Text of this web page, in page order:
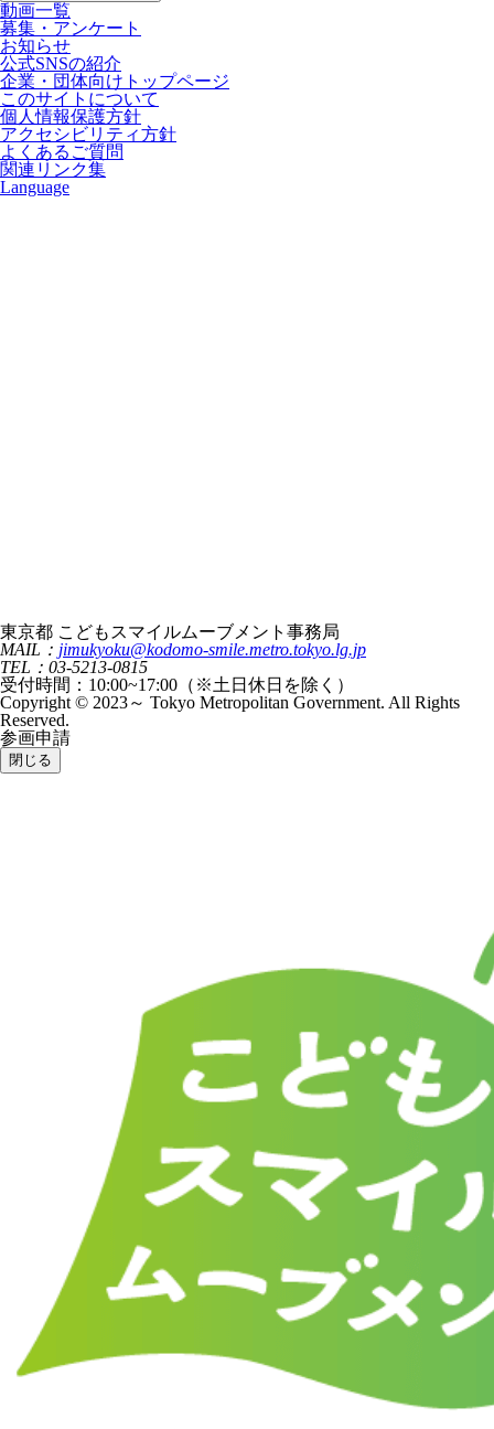
動画一覧
募集・アンケート
お知らせ
公式SNSの紹介
企業・団体向けトップページ
このサイトについて
個人情報保護方針
アクセシビリティ方針
よくあるご質問
関連リンク集
Language
東京都 こどもスマイルムーブメント事務局
MAIL： jimukyoku@kodomo-smile.metro.tokyo.lg.jp
TEL：03-5213-0815
受付時間：10:00~17:00（※土日休日を除く）
Copyright © 2023～ Tokyo Metropolitan Government. All Rights
Reserved.
参画申請
閉じる